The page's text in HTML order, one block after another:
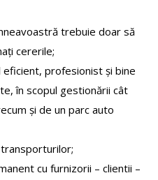
trebuie doar să
cererile;
profesionist şi bine
în scopul gestionării cât
şi de un parc auto
cu furnizorii – clientii –